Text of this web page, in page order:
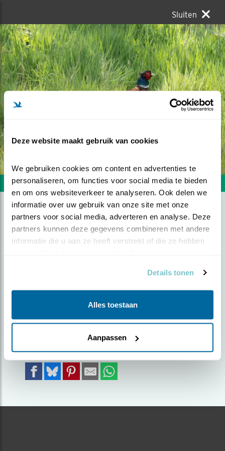
Deze website maakt gebruik van cookies
We gebruiken cookies om content en advertenties te
personaliseren, om functies voor social media te bieden
en om ons websiteverkeer te analyseren. Ook delen we
informatie over uw gebruik van onze site met onze
partners voor social media, adverteren en analyse. Deze
partners kunnen deze gegevens combineren met andere
informatie die u aan ze heeft verstrekt of die ze hebben
Details tonen
Alles toestaan
Aanpassen
Sluiten
Volgende foto Vorige foto
FAZANT IN DE ZON
Tijdens ons verblijf op Texel, zagen we deze
Fazant in het grasveld voor ons huisje
Foto genomen in: Op Texel